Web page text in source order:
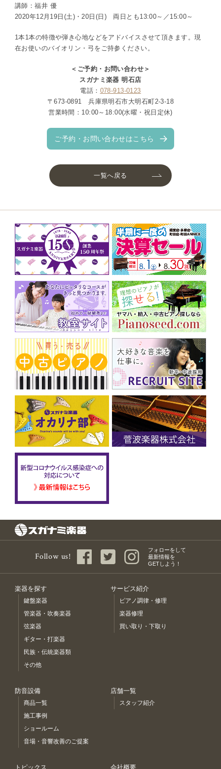
講師：福井 優
2020年12月19日(土)・20日(日) 両日とも13:00～／15:00～
1本1本の特徴や弾き心地などをアドバイスさせて頂きます。現
在お使いのバイオリン・弓をご持参ください。
＜ご予約・お問い合わせ＞
スガナミ楽器 明石店
電話： 078-913-0123
〒673-0891 兵庫県明石市大明石町2-3-18
営業時間：10:00～18:00(水曜・祝日定休)
ご予約・お問い合わせはこちら
一覧へ戻る
Follow us!
フォローをして
最新情報を
GETしよう！
楽器を探す
鍵盤楽器
管楽器・吹奏楽器
弦楽器
ギター・打楽器
民族・伝統楽器類
その他
サービス紹介
ピアノ調律・修理
楽器修理
買い取り・下取り
防音設備
商品一覧
施工事例
ショールーム
音場・音響改善のご提案
店舗一覧
スタッフ紹介
トピックス 会社概要